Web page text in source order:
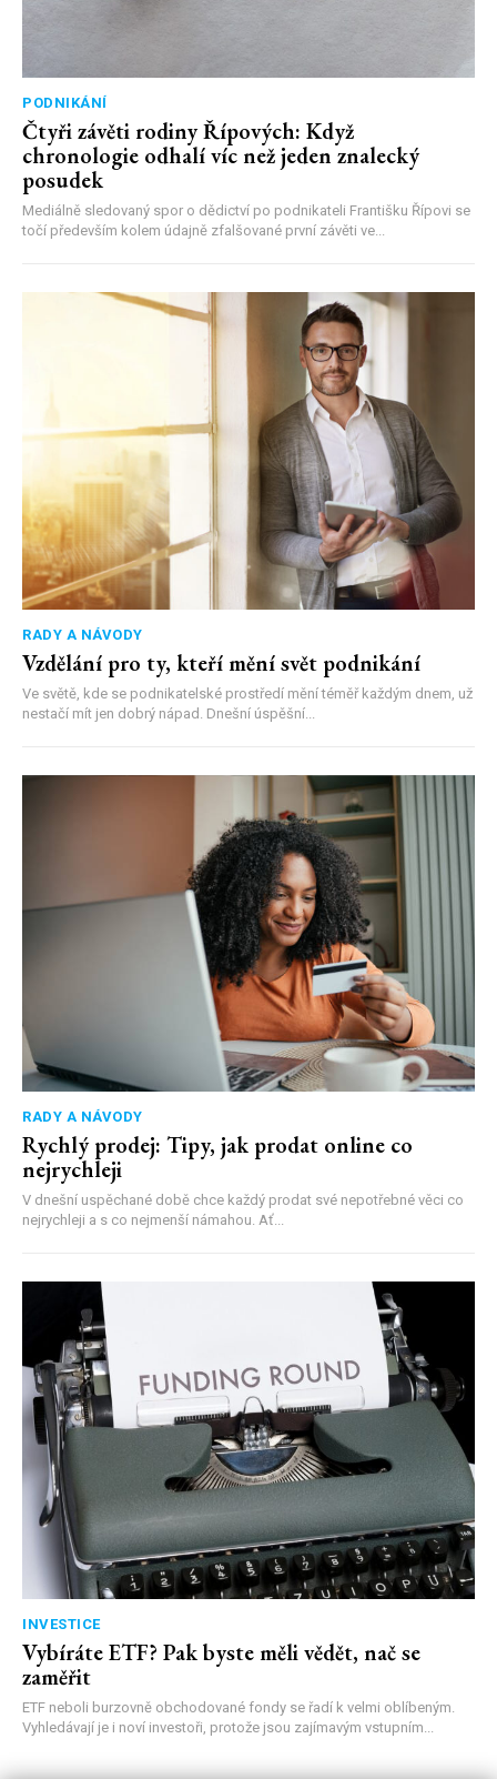
PODNIKÁNÍ
Čtyři závěti rodiny Řípových: Když
chronologie odhalí víc než jeden znalecký
posudek
Mediálně sledovaný spor o dědictví po podnikateli Františku Řípovi se
točí především kolem údajně zfalšované první závěti ve...
RADY A NÁVODY
Vzdělání pro ty, kteří mění svět podnikání
Ve světě, kde se podnikatelské prostředí mění téměř každým dnem, už
nestačí mít jen dobrý nápad. Dnešní úspěšní...
RADY A NÁVODY
Rychlý prodej: Tipy, jak prodat online co
nejrychleji
V dnešní uspěchané době chce každý prodat své nepotřebné věci co
nejrychleji a s co nejmenší námahou. Ať...
INVESTICE
Vybíráte ETF? Pak byste měli vědět, nač se
zaměřit
ETF neboli burzovně obchodované fondy se řadí k velmi oblíbeným.
Vyhledávají je i noví investoři, protože jsou zajímavým vstupním...